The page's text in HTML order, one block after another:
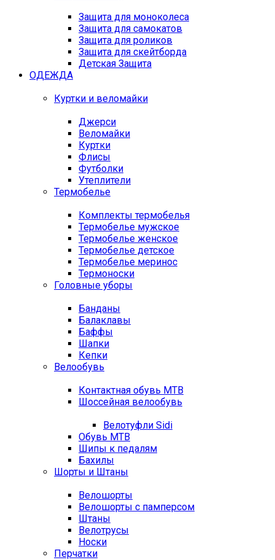
Защита для моноколеса
Защита для самокатов
Защита для роликов
Защита для скейтборда
Детская Защита
ОДЕЖДА
Куртки и веломайки
Джерси
Веломайки
Куртки
Флисы
Футболки
Утеплители
Термобелье
Комплекты термобелья
Термобелье мужское
Термобелье женское
Термобелье детское
Термобелье меринос
Термоноски
Головные уборы
Банданы
Балаклавы
Баффы
Шапки
Кепки
Велообувь
Контактная обувь MTB
Шоссейная велообувь
Велотуфли Sidi
Обувь MTB
Шипы к педалям
Бахилы
Шорты и Штаны
Велошорты
Велошорты с памперсом
Штаны
Велотрусы
Носки
Перчатки